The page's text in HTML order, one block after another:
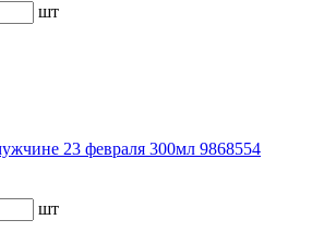
шт
23 февраля 300мл 9868554
шт